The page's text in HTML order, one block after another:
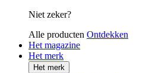
Niet zeker?
Alle producten Ontdekken
Het magazine
Het merk
Het merk